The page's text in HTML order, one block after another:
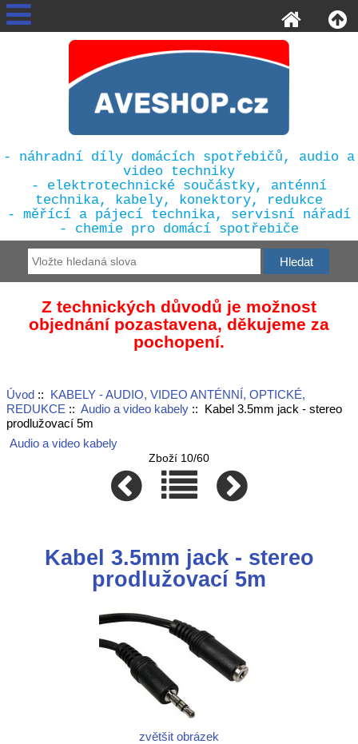
- náhradní díly domácích spotřebičů, audio a
video techniky
- elektrotechnické součástky, anténní
technika, kabely, konektory, redukce
- měřící a pájecí technika, servisní nářadí
- chemie pro domácí spotřebiče
Z technických důvodů je možnost
objednání pozastavena, děkujeme za
pochopení.
Úvod:: KABELY - AUDIO, VIDEO ANTÉNNÍ, OPTICKÉ,
REDUKCE :: Audio a video kabely:: Kabel 3.5mm jack - stereo
prodlužovací 5m
Audio a video kabely
Zboží 10/60
Kabel 3.5mm jack - stereo
prodlužovací 5m
zvětšit obrázek